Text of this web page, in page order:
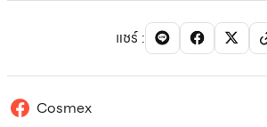
แชร์:
Cosmex